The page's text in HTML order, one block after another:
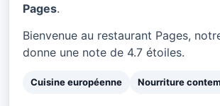
Pages.
Bienvenue au restaurant Pages,
donne une note de 4.7 étoiles.
Cuisine européenne Nourriture